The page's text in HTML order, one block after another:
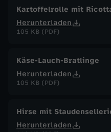
Kartoffelrolle mit
Herunterladen
105 KB (PDF)
Käse-Lauch-Bratlinge
Herunterladen
105 KB (PDF)
Hirse mit
Herunterladen